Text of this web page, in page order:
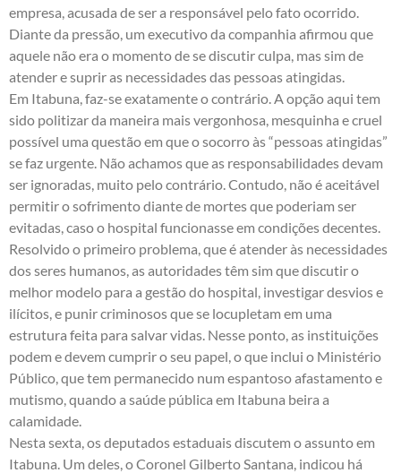
empresa, acusada de ser a responsável pelo fato ocorrido.
Diante da pressão, um executivo da companhia afirmou que
aquele não era o momento de se discutir culpa, mas sim de
atender e suprir as necessidades das pessoas atingidas.
Em Itabuna, faz-se exatamente o contrário. A opção aqui tem
sido politizar da maneira mais vergonhosa, mesquinha e cruel
possível uma questão em que o socorro às “pessoas atingidas”
se faz urgente. Não achamos que as responsabilidades devam
ser ignoradas, muito pelo contrário. Contudo, não é aceitável
permitir o sofrimento diante de mortes que poderiam ser
evitadas, caso o hospital funcionasse em condições decentes.
Resolvido o primeiro problema, que é atender às necessidades
dos seres humanos, as autoridades têm sim que discutir o
melhor modelo para a gestão do hospital, investigar desvios e
ilícitos, e punir criminosos que se locupletam em uma
estrutura feita para salvar vidas. Nesse ponto, as instituições
podem e devem cumprir o seu papel, o que inclui o Ministério
Público, que tem permanecido num espantoso afastamento e
mutismo, quando a saúde pública em Itabuna beira a
calamidade.
Nesta sexta, os deputados estaduais discutem o assunto em
Itabuna. Um deles, o Coronel Gilberto Santana, indicou há